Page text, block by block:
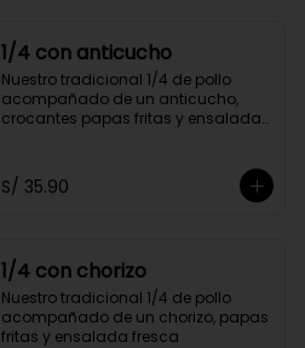
1/4 con anticucho
Nuestro tradicional 1/4 de pollo
acompañado de un anticucho,
crocantes papas fritas y ensalada
S/ 35.90
1/4 con chorizo
Nuestro tradicional 1/4 de pollo
acompañado de un chorizo, papas
fritas y ensalada fresca